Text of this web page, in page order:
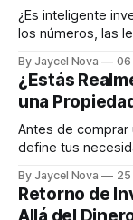
¿Es inteligente
los números, las
By Jaycel Nova 06
¿Estás
una
Antes de comprar
define tus
para encontrar la
By Jaycel Nova
Retorno de